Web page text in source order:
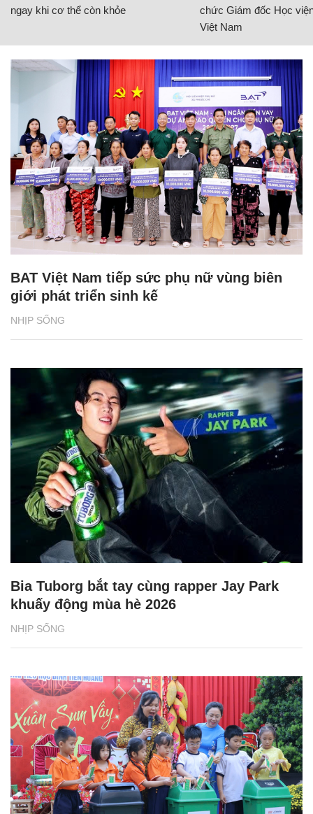
ngay khi cơ thể còn khỏe
chức Giám đốc Học
Việt Nam
NHỊP SỐNG
BAT Việt Nam tiếp sức phụ nữ vùng biên
giới phát triển sinh kế
NHỊP SỐNG
Bia Tuborg bắt tay cùng rapper Jay Park
khuấy động mùa hè 2026